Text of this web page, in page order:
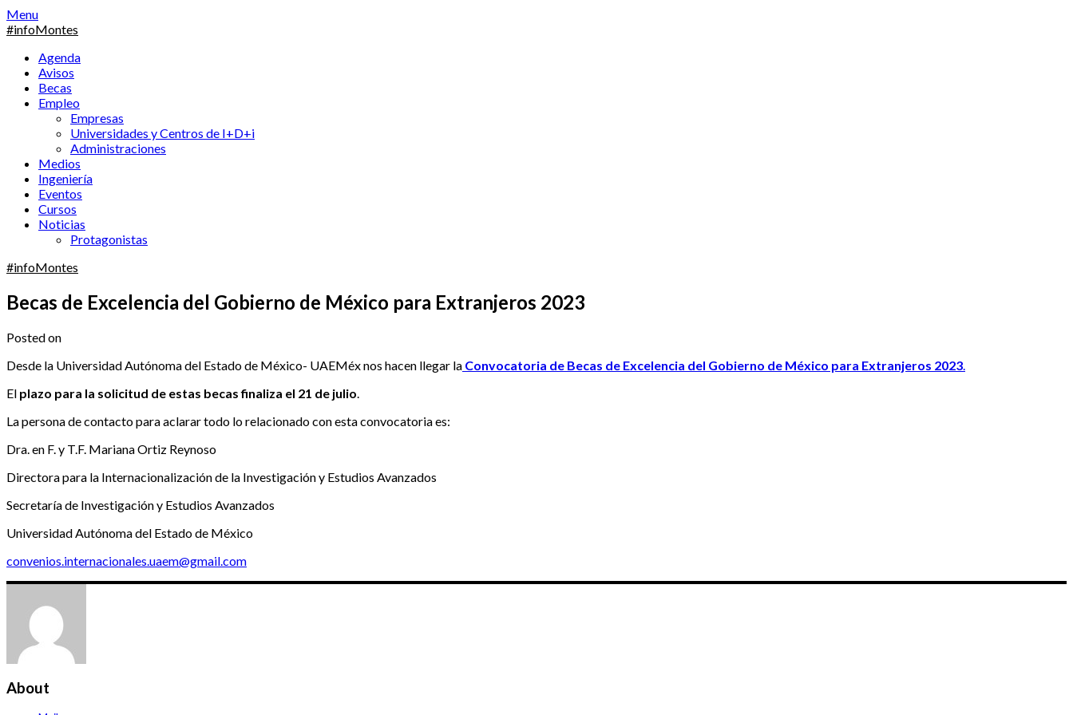
Skip
to
Menu
#infoMontes
Agenda
Avisos
Becas
Empleo
Empresas
Universidades y Centros de I+D+i
Administraciones
Medios
Ingeniería
Eventos
Cursos
Noticias
Protagonistas
#infoMontes
Becas de Excelencia del Gobierno de México para Extranjeros 2023
Posted on
Desde la Universidad Autónoma del Estado de México- UAEMéx nos hacen llegar la Convocatoria de Becas de Excelencia del Gobierno de México para Extranjeros 2023.
El plazo para la solicitud de estas becas finaliza el 21 de julio.
La persona de contacto para aclarar todo lo relacionado con esta convocatoria es:
Dra. en F. y T.F. Mariana Ortiz Reynoso
Directora para la Internacionalización de la Investigación y Estudios Avanzados
Secretaría de Investigación y Estudios Avanzados
Universidad Autónoma del Estado de México
convenios.internacionales.uaem@gmail.com
About